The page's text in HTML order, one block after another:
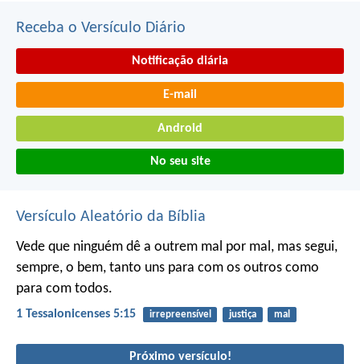
Receba o Versículo Diário
Notificação diária
E-mail
Android
No seu site
Versículo Aleatório da Bíblia
Vede que ninguém dê a outrem mal por mal, mas segui,
sempre, o bem, tanto uns para com os outros como
para com todos.
1 Tessalonicenses 5:15 irrepreensível justiça mal
Próximo versículo!